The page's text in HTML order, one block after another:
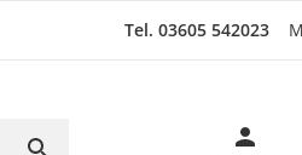
Tel. 03605 542023